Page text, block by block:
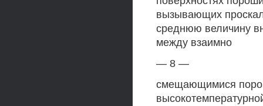
вызывающих
среднюю величину
между взаимно
— 8 —
смещающимися